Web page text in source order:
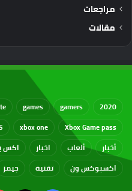
مراجعات
مقالات
2020
gamers
games
Xbox Game pass
xbox one
أخبار
ألعاب اخبار اكس
اكسبوكس ون
تقنية جيمز